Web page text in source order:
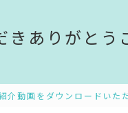
きありがとう
介動画をダウンロードいた